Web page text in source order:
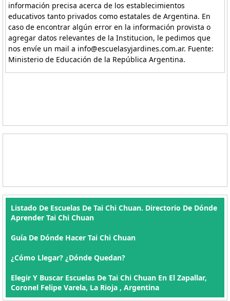
información precisa acerca de los establecimientos
educativos tanto privados como estatales de Argentina. En
caso de encontrar algún error en la información provista o
agregar datos relevantes de la Institucion, le pedimos que
nos envíe un mail a info@escuelasyjardines.com.ar. Fuente:
Ministerio de Educación de la República Argentina.
Listado De Escuelas De Tai Chi Chuan. Directorio De Dónde
Aprender Tai Chi Chuan
Guía De Dónde Hacer Tai Chi Chuan
¿Cómo Llegar? ¿Dónde Quedan?
Elegir Y Buscar Escuelas De Tai Chi Chuan En El Zapallar,
Coronel Felipe Varela, La Rioja , Argentina